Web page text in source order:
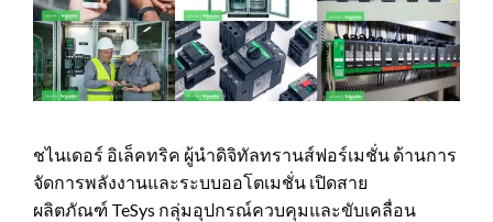
ชไนเดอร์ อิเล็คทริค ผู้นำดิจิทัลทรานส์ฟอร์เมชั่น ด้านการ
จัดการพลังงานและระบบออโตเมชั่น เปิดสาย
ผลิตภัณฑ์ TeSys กลุ่มอุปกรณ์ควบคุมและขับเคลื่อน